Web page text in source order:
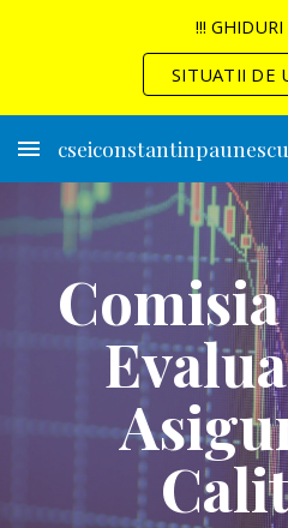
!!!
SITUATII DE
cseiconstantinpaunescu